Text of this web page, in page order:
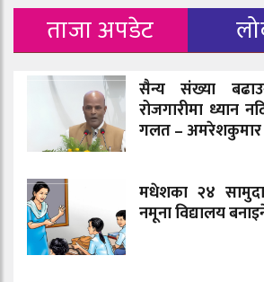
ताजा अपडेट
सैन्य संख्या
रोजगारीमा ध्यान
गलत – अमरेशकुमार
मधेशका २४
नमूना विद्यालय